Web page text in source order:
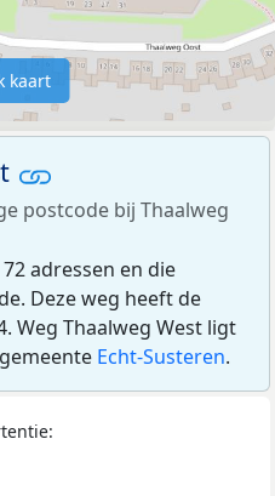
kaart
postcode bij Thaalweg
adressen en die
Deze weg heeft de
Weg Thaalweg West ligt
Echt-Susteren.